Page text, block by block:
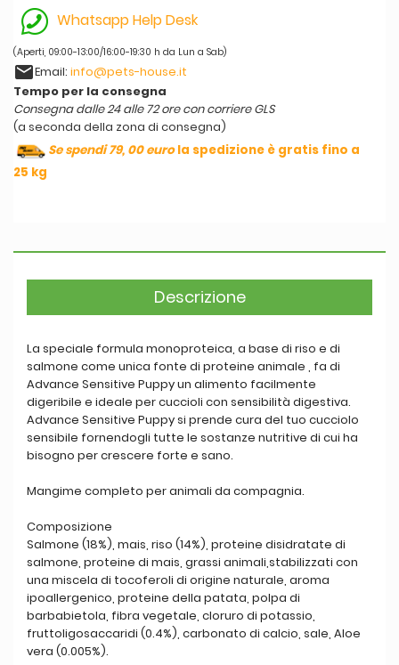
Whatsapp Help Desk
(Aperti, 09:00-13:00/16:00-19:30 h da Lun a Sab)
emailEmail: info@pets-house.it
Tempo per la consegna
Consegna dalle 24 alle 72 ore con corriere GLS
(a seconda della zona di consegna)
Se spendi 79, 00 eurola spedizione è gratis fino a
25 kg
Descrizione
La speciale formula monoproteica, a base di riso e di
salmone come unica fonte di proteine animale , fa di
Advance Sensitive Puppy un alimento facilmente
digeribile e ideale per cuccioli con sensibilità digestiva.
Advance Sensitive Puppy si prende cura del tuo cucciolo
sensibile fornendogli tutte le sostanze nutritive di cui ha
bisogno per crescere forte e sano.
Mangime completo per animali da compagnia.
Composizione
Salmone (18%), mais, riso (14%), proteine disidratate di
salmone, proteine di mais, grassi animali,stabilizzati con
una miscela di tocoferoli di origine naturale, aroma
ipoallergenico, proteine della patata, polpa di
barbabietola, fibra vegetale, cloruro di potassio,
fruttoligosaccaridi (0.4%), carbonato di calcio, sale, Aloe
vera (0.005%).